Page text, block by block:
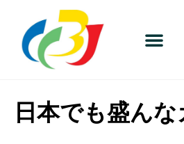
日本でも盛ん